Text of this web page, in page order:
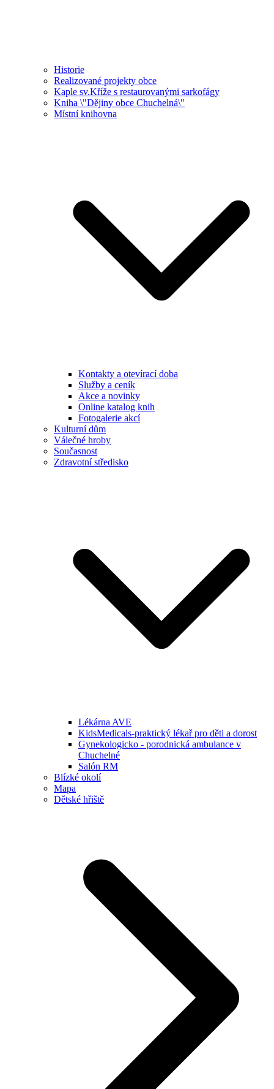
Historie
Realizované projekty obce
Kaple sv.Kříže s restaurovanými sarkofágy
Kniha \"Dějiny obce Chuchelná\"
Místní knihovna
Kontakty a otevírací doba
Služby a ceník
Akce a novinky
Online katalog knih
Fotogalerie akcí
Kulturní dům
Válečné hroby
Současnost
Zdravotní středisko
Lékárna AVE
KidsMedicals-praktický lékař pro děti a dorost
Gynekologicko - porodnická ambulance v
Chuchelné
Salón RM
Blízké okolí
Mapa
Dětské hřiště